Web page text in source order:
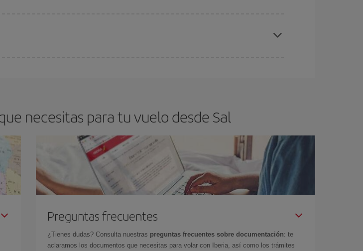
necesitas para tu vuelo desde Sal
Preguntas frecuentes
¿Tienes dudas? Consulta nuestras preguntas frecuentes sobre documentación: te
aclaramos los documentos que necesitas para volar con Iberia, así como los trámites